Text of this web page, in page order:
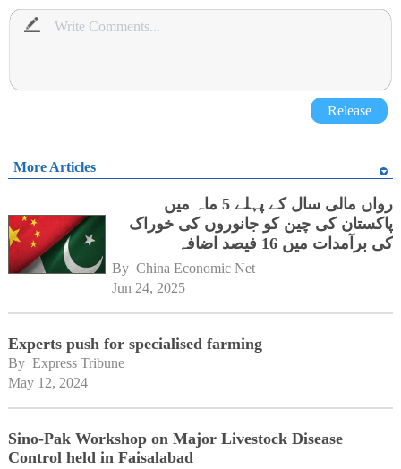
Release
More Articles
رواں مالی سال کے پہلے 5 ماہ میں
پاکستان کی چین کو جانوروں کی خوراک
کی برآمدات میں 16 فیصد اضافہ
By China Economic Net
Jun 24, 2025
Experts push for specialised farming
By Express Tribune
May 12, 2024
Sino-Pak Workshop on Major Livestock Disease
Control held in Faisalabad